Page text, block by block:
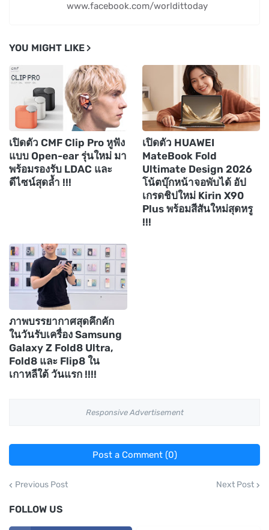
www.facebook.com/worldittoday
YOU MIGHT LIKE
เปิดตัว CMF Clip Pro หูฟัง
แบบ Open-ear รุ่นใหม่ มา
พร้อมรองรับ LDAC และ
ดีไซน์สุดล้ำ !!!
เปิดตัว HUAWEI
MateBook Fold
Ultimate Design 2026
โน้ตบุ๊กหน้าจอพับได้ อัป
เกรดชิปใหม่ Kirin X90
Plus พร้อมสีสันใหม่สุดหรู
!!!
ภาพบรรยากาศสุดคึกคัก
ในวันรับเครื่อง Samsung
Galaxy Z Fold8 Ultra,
Fold8 และ Flip8 ใน
เกาหลีใต้ วันแรก !!!!
Responsive Advertisement
Post a Comment (0)
Previous Post Next Post
FOLLOW US